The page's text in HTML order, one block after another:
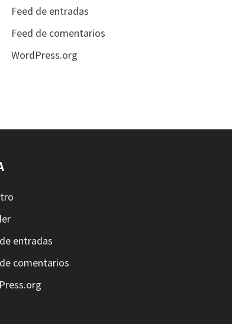
Feed de entradas
Feed de comentarios
WordPress.org
entradas
comentarios